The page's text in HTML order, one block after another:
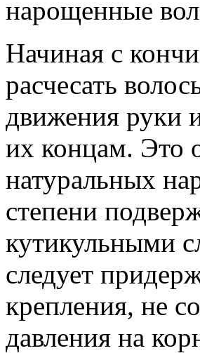
нарощенные
Начиная с
расчесать
движения руки
их концам. Это
натуральных
степени
кутикульными
следует
крепления, не
давления на